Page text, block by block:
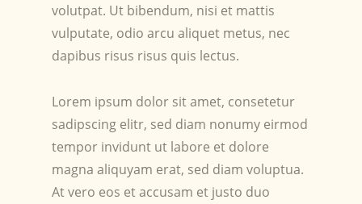
volutpat. Ut bibendum, nisi et mattis
vulputate, odio arcu aliquet metus, nec
dapibus risus risus quis lectus.
Lorem ipsum dolor sit amet, consetetur
sadipscing elitr, sed diam nonumy eirmod
tempor invidunt ut labore et dolore
magna aliquyam erat, sed diam voluptua.
At vero eos et accusam et justo duo